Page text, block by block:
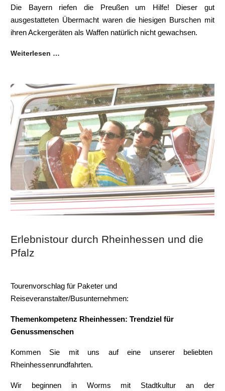
Die Bayern riefen die Preußen um Hilfe! Dieser gut
ausgestatteten Übermacht waren die hiesigen Burschen mit
ihren Ackergeräten als Waffen natürlich nicht gewachsen.
Weiterlesen …
Erlebnistour durch Rheinhessen und die
Pfalz
Tourenvorschlag für Paketer und
Reiseveranstalter/Busunternehmen:
Themenkompetenz Rheinhessen: Trendziel für
Genussmenschen
Kommen Sie mit uns auf eine unserer beliebten
Rheinhessenrundfahrten.
Wir beginnen in Worms mit Stadtkultur an der